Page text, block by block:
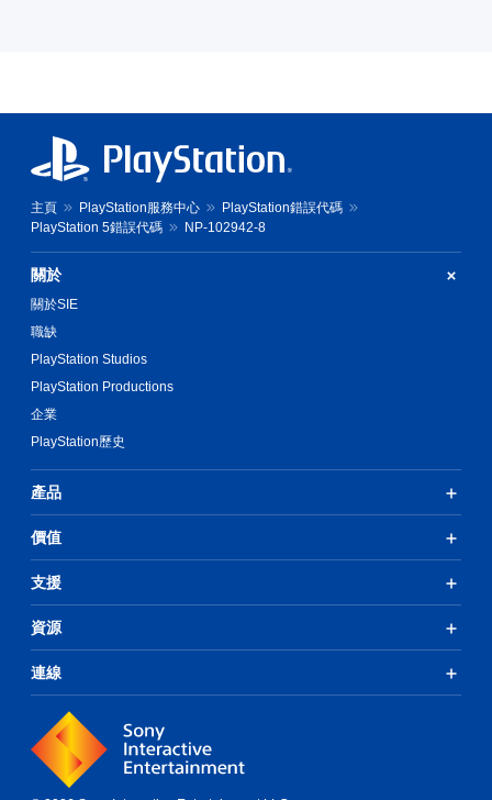
主頁 PlayStation服務中心
PlayStation錯誤代碼
PlayStation 5錯誤代碼
NP-102942-8
關於
關於SIE
職缺
PlayStation Studios
PlayStation Productions
企業
PlayStation歷史
產品
價值
支援
資源
連線